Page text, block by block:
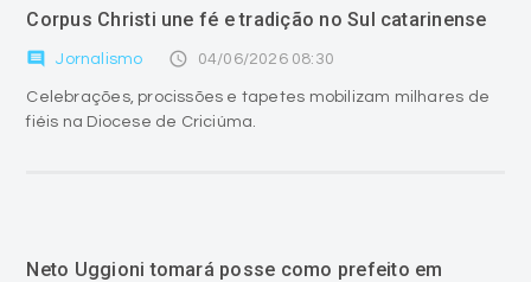
Corpus Christi une fé e tradição no Sul catarinense
comment Jornalismo access_time 04/06/2026 08:30
Celebrações, procissões e tapetes mobilizam milhares de
fiéis na Diocese de Criciúma.
Neto Uggioni tomará posse como prefeito em